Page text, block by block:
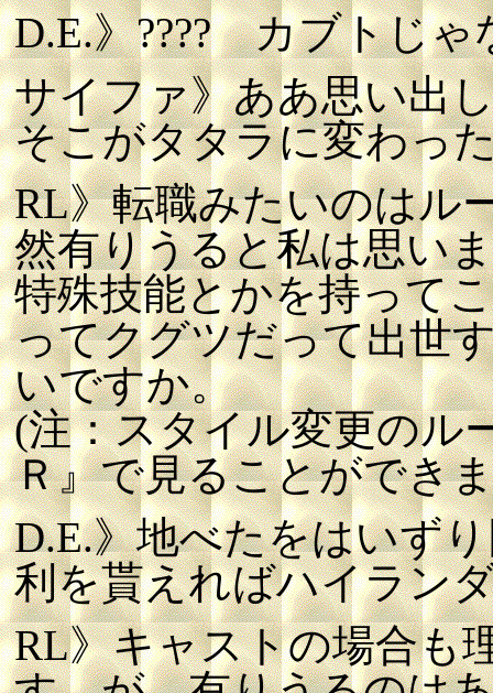
D.E.》???? カブトじゃ
サイファ》ああ思い出
そこがタタラに変わっ
RL》転職みたいのはル
然有りうると私は思い
特殊技能とかを持って
ってクグツだって出世
いですか。
(注：スタイル変更のル
Ｒ』で見ることができ
D.E.》地べたをはいず
利を貰えればハイラン
RL》キャストの場合も